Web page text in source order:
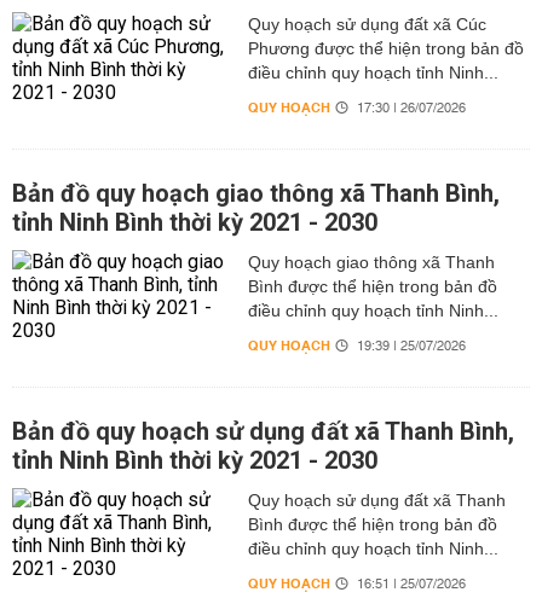
Quy hoạch sử dụng đất xã Cúc
Phương được thể hiện trong bản đồ
điều chỉnh quy hoạch tỉnh Ninh...
QUY HOẠCH 17:30 | 26/07/2026
Bản đồ quy hoạch giao thông xã Thanh Bình,
tỉnh Ninh Bình thời kỳ 2021 - 2030
Quy hoạch giao thông xã Thanh
Bình được thể hiện trong bản đồ
điều chỉnh quy hoạch tỉnh Ninh...
QUY HOẠCH 19:39 | 25/07/2026
Bản đồ quy hoạch sử dụng đất xã Thanh Bình,
tỉnh Ninh Bình thời kỳ 2021 - 2030
Quy hoạch sử dụng đất xã Thanh
Bình được thể hiện trong bản đồ
điều chỉnh quy hoạch tỉnh Ninh...
QUY HOẠCH 16:51 | 25/07/2026